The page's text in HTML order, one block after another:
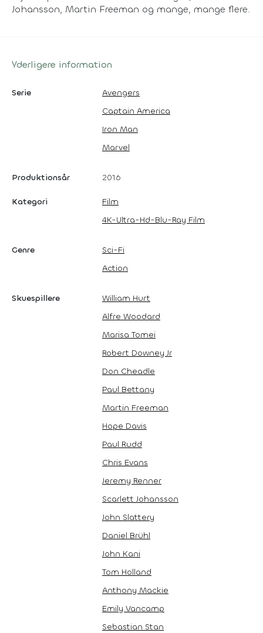
Johansson, Martin Freeman og mange, mange flere.
Yderligere information
Serie
Avengers
Captain America
Iron Man
Marvel
Produktionsår 2016
Kategori
Film
4K-Ultra-Hd-Blu-Ray Film
Genre
Sci-Fi
Action
Skuespillere
William Hurt
Alfre Woodard
Marisa Tomei
Robert Downey Jr
Don Cheadle
Paul Bettany
Martin Freeman
Hope Davis
Paul Rudd
Chris Evans
Jeremy Renner
Scarlett Johansson
John Slattery
Daniel Brühl
John Kani
Tom Holland
Anthony Mackie
Emily Vancamp
Sebastian Stan